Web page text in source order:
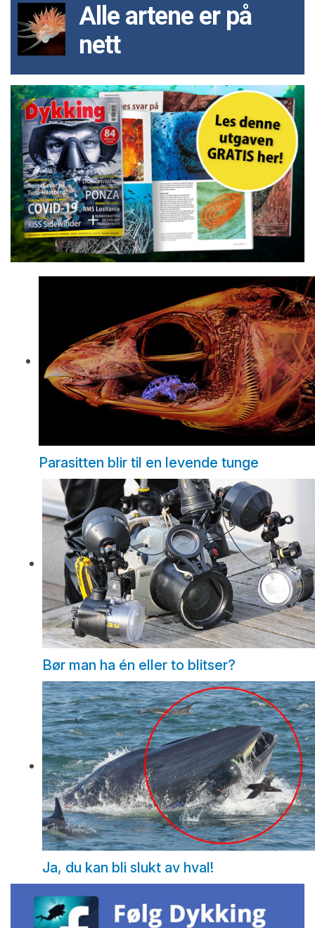
Alle artene er på
nett
Parasitten blir til en levende tunge
Bør man ha én eller to blitser?
Ja, du kan bli slukt av hval!